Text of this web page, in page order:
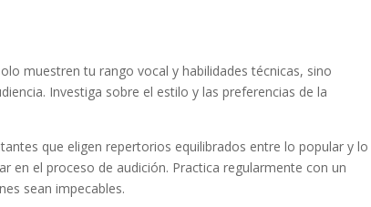
muestren tu rango vocal y habilidades técnicas, sino
Investiga sobre el estilo y las preferencias de la
que eligen repertorios equilibrados entre lo popular y lo
en el proceso de audición. Practica regularmente con un
sean impecables.